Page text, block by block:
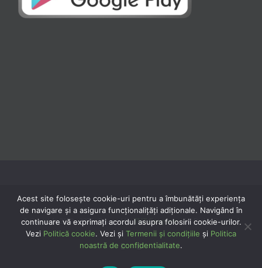
© Copyright 2020 -2026 | Powered byTNT Computers| All Rights Reserved
FacebookYouTube
Acest site folosește cookie-uri pentru a îmbunătăți experiența
de navigare și a asigura funcționalițăți adiționale. Navigând în
continuare vă exprimaţi acordul asupra folosirii cookie-urilor.
Vezi Politică cookie. Vezi și Termenii și condițiile și Politica
noastră de confidentialitate.